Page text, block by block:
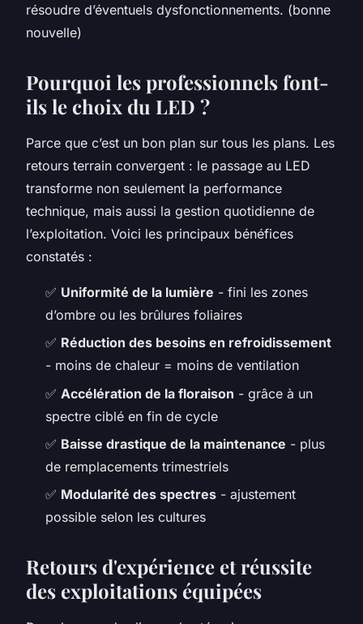
résoudre d’éventuels dysfonctionnements. (bonne
nouvelle)
Pourquoi les professionnels font-
ils le choix du LED ?
Parce que c’est un bon plan sur tous les plans. Les
retours terrain convergent : le passage au LED
transforme non seulement la performance
technique, mais aussi la gestion quotidienne de
l’exploitation. Voici les principaux bénéfices
constatés :
✅ Uniformité de la lumière - fini les zones
d’ombre ou les brûlures foliaires
✅ Réduction des besoins en refroidissement
- moins de chaleur = moins de ventilation
✅ Accélération de la floraison - grâce à un
spectre ciblé en fin de cycle
✅ Baisse drastique de la maintenance - plus
de remplacements trimestriels
✅ Modularité des spectres - ajustement
possible selon les cultures
Retours d'expérience et réussite
des exploitations équipées